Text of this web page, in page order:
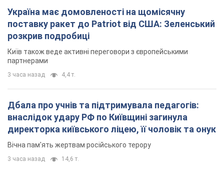
Україна має домовленості на щомісячну
поставку ракет до Patriot від США: Зеленський
розкрив подробиці
Київ також веде активні переговори з європейськими
партнерами
3 часа назад 4,4 т.
Дбала про учнів та підтримувала педагогів:
внаслідок удару РФ по Київщині загинула
директорка київського ліцею, її чоловік та онук
Вічна пам'ять жертвам російського терору
3 часа назад 14,6 т.